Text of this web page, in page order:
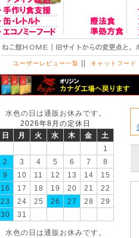
ユーザーレビュー一覧 || キャットフー
水色の日は通販お休みです。
2026年8月の定休日
日
月 火 水 木 金
土
1
2
3 4 5 6 7
8
9
10 11 12 13 14
15
16
17 18 19 20 21
22
23
24 25 26 27 28
29
30
31
水色の日は通販お休みです。